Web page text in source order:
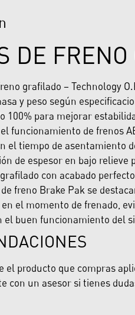
DE
grafilado – Technology
y peso según
100% para mejorar
funcionamiento de frenos
el tiempo de asentamiento
de espesor en bajo relieve
con acabado
de freno Brake Pak se
el momento de frenado,
el buen funcionamiento del
el producto que compras
con un asesor si tienes